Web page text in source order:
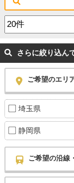
さらに絞り込ん
ご希望のエリ
埼玉県
静岡県
ご希望の沿線